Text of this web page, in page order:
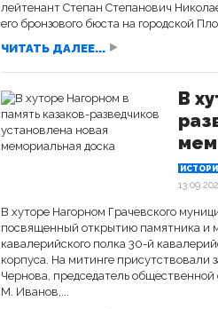
лейтенант Степан Степанович
его бронзового бюста на городской
ЧИТАТЬ ДАЛЕЕ...
В
В хуторе Нагорном Грачевского
посвященный открытию памятника и
кавалерийского полка 30-й
корпуса. На митинге присутствовали
Чернова, председатель общественной
М. Иванов,...